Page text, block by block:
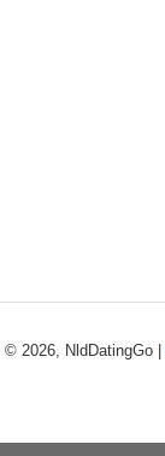
© 2026, NldDatingGo |